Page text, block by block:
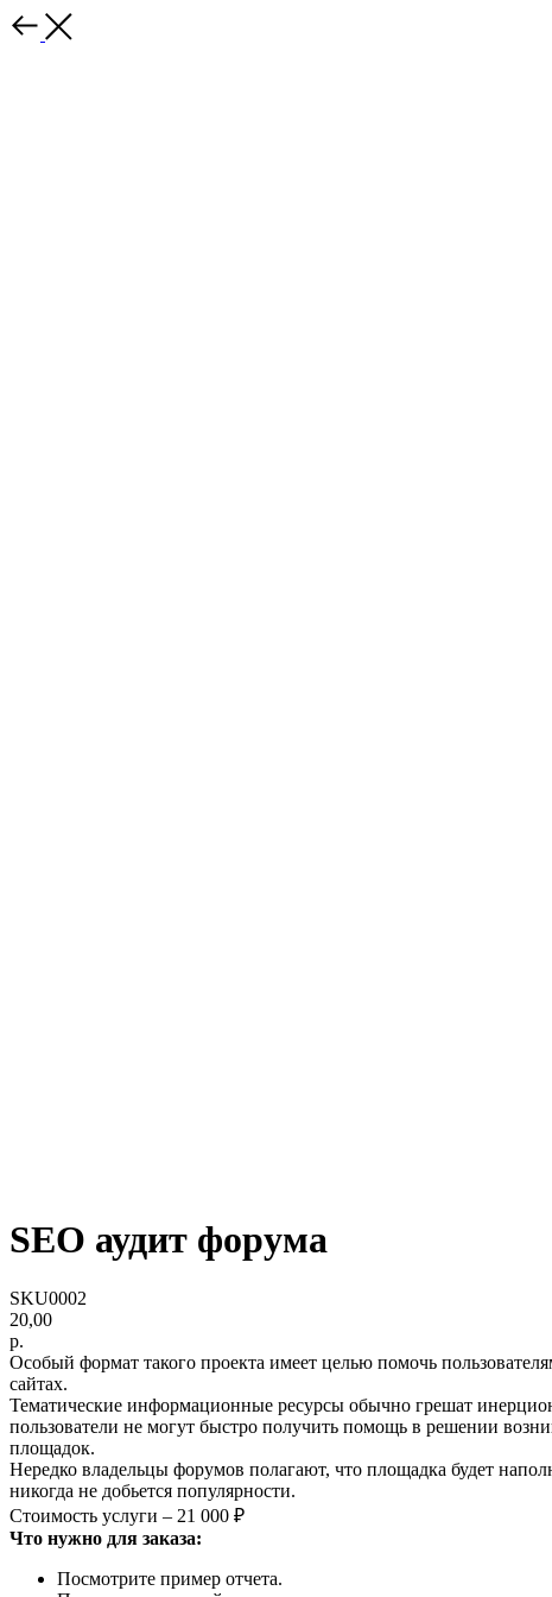
SEO аудит форума
SKU0002
20,00
р.
Особый формат такого проекта имеет целью помочь
сайтах.
Тематические информационные ресурсы обычно грешат
пользователи не могут быстро получить помощь в решении
площадок.
Нередко владельцы форумов полагают, что площадка будет
никогда не добьется популярности.
Стоимость услуги – 21 000 ₽
Что нужно для заказа:
Посмотрите пример отчета.